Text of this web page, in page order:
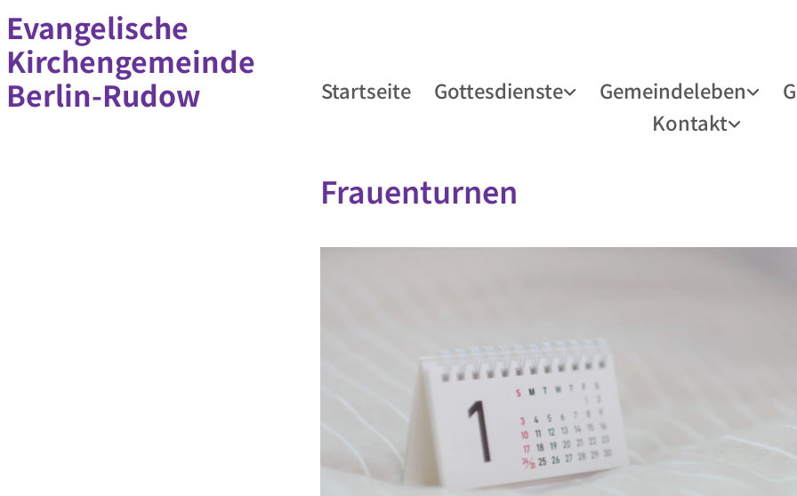
Evangelische
Kirchengemeinde
Berlin-Rudow
Startseite Gottesdienste Gemeindeleben
Kontakt
Frauenturnen